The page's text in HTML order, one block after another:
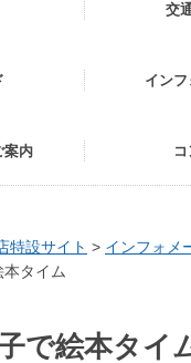
交
イン
案内
特設サイト > インフォメ
タイム
で絵本タイ